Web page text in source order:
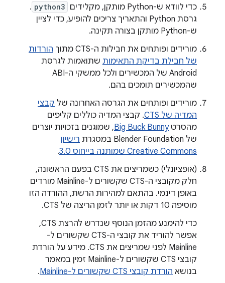
כדי לוודא ש-Python מותקן, מקלידים
python3
.
גרסת Python והתאריך צריכים להופיע, כדי לציין
ש-Python מותקן בצורה תקינה.
מורידים ופותחים את חבילות ה-CTS מתוך
הורדות
של חבילת בדיקת התאימות שתואמות לגרסת
Android של המכשירים ולכל ממשקי ה-ABI
שהמכשירים תומכים בהם.
מורידים ופותחים את הגרסה האחרונה של קבצי
המדיה של CTS
. קבצי המדיה כוללים קליפים
מהסרטBig Buck Bunny, שמוגנים בזכויות יוצרים
של Blender Foundation במסגרת
רישיון
Creative Commons שמותנה בייחוס 3.0
.
(אופציונלי) כשמריצים את CTS בפעם הראשונה,
חלק מקובצי ה-CTS שקשורים ל-Mainline מורדים
באופן דינמי. בהתאם למהירות הרשת, ההורדה הזו
מוסיפה 10 דקות או יותר לזמן הריצה של CTS.
כדי להימנע מהזמן הנוסף שנדרש להרצת CTS,
אפשר להוריד את קובצי ה-CTS שקשורים ל-
Mainline לפני שמריצים את CTS. מידע על הורדת
קובצי CTS שקשורים ל-Mainline זמין במאמר
בנושא הורדת קובצי CTS שקשורים ל-Mainline .